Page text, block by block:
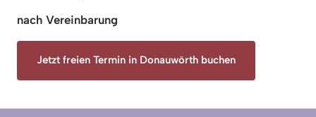
nach Vereinbarung
Jetzt freien Termin in Donauwörth buchen